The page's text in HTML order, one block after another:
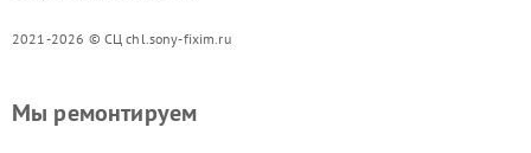
2021-2026 © СЦ chl.sony-fixim.ru
Мы ремонтируем